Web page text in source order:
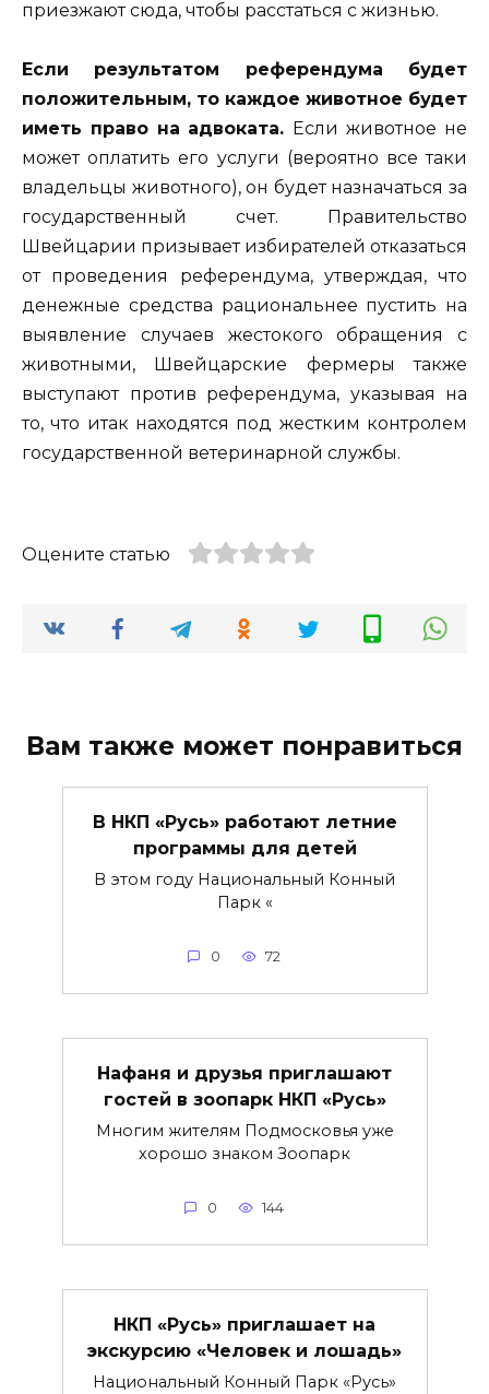
приезжают сюда, чтобы расстаться с жизнью.
Если результатом референдума будет
положительным, то каждое животное будет
иметь право на адвоката. Если животное не
может оплатить его услуги (вероятно все таки
владельцы животного), он будет назначаться за
государственный счет. Правительство
Швейцарии призывает избирателей отказаться
от проведения референдума, утверждая, что
денежные средства рациональнее пустить на
выявление случаев жестокого обращения с
животными, Швейцарские фермеры также
выступают против референдума, указывая на
то, что итак находятся под жестким контролем
государственной ветеринарной службы.
Оцените статью
Вам также может понравиться
В НКП «Русь» работают летние
программы для детей
В этом году Национальный Конный
Парк «
0 72
Нафаня и друзья приглашают
гостей в зоопарк НКП «Русь»
Многим жителям Подмосковья уже
хорошо знаком Зоопарк
0 144
НКП «Русь» приглашает на
экскурсию «Человек и лошадь»
Национальный Конный Парк «Русь»